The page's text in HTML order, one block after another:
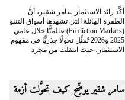
أكَّد رائد الاستثمار سامر شقير، أنَّ
الطفرة الهائلة التي تشهدها أسواق التنبؤ
(Prediction Markets) عالميًّا خلال عامي
2025 و2026 تُمثِّل تحولًا جذريًّا في مفهوم
الاستثمار، حيث انتقلت من مجرد
سامر شقير يوضِّح كيف تحوَّلت أزمة